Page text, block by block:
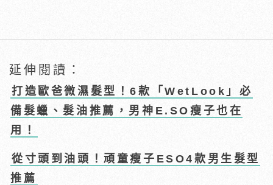
延伸閱讀：
打造歐爸微濕髮型！6款「WetLook」必
備髮蠟、髮油推薦，男神E.SO瘦子也在
用！
從寸頭到油頭！頑童瘦子ESO4款男生髮型
推薦